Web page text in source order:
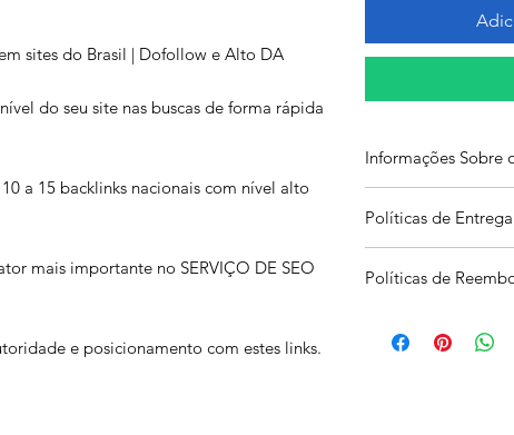
sites do Brasil | Dofollow e Alto DA
do seu site nas buscas de forma rápida
a 15 backlinks nacionais com nível alto
mais importante no SERVIÇO DE SEO
e posicionamento com estes links.
Informações Sobre
verificar a melhoria
ferramenta de seo
Recomendamos:
Políticas de Entrega
Enviamos um
Você será
da sua conta ou via
Políticas de
entregue por